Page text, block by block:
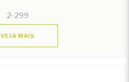
2-299
VEJA MAIS